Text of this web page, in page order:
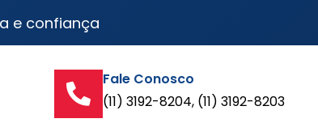
e confiança
Fale Conosco
(11) 3192-8204, (11) 3192-8203